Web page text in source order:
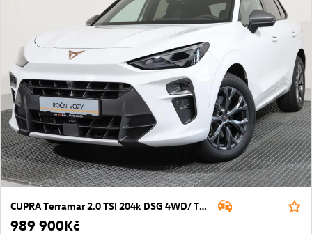
CUPRA Terramar 2.0 TSI 204k DSG 4WD/ TAŽNÉ Z.
989 900Kč